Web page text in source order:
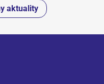
aktuality